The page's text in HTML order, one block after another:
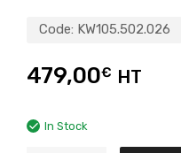
Code: KW105.502.026
479,00€ HT
In Stock